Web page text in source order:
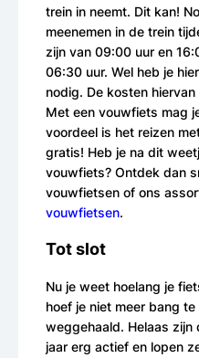
trein in neemt. Dit kan!
meenemen in de trein
zijn van 09:00 uur en
06:30 uur. Wel heb je
nodig. De kosten hiervan
Met een vouwfiets mag
voordeel is het reizen
gratis! Heb je na dit
vouwfiets? Ontdek dan
vouwfietsen of ons
vouwfietsen.
Tot slot
Nu je weet hoelang je
hoef je niet meer bang
weggehaald. Helaas zijn
jaar erg actief en lopen